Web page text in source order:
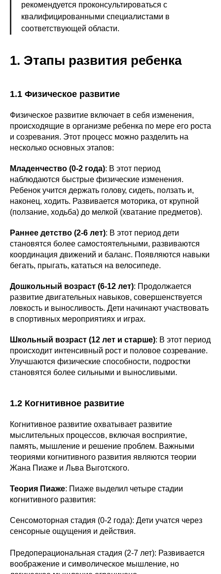
рекомендуется проконсультироваться с
квалифицированными специалистами в
соответствующей области.
1. Этапы развития ребенка
1.1 Физическое развитие
Физическое развитие включает в себя изменения,
происходящие в организме ребенка по мере его роста
и созревания. Этот процесс можно разделить на
несколько основных этапов:
Младенчество (0-2 года): В этот период
наблюдаются быстрые физические изменения.
Ребенок учится держать голову, сидеть, ползать и,
наконец, ходить. Развивается моторика, от крупной
(ползание, ходьба) до мелкой (хватание предметов).
Раннее детство (2-6 лет): В этот период дети
становятся более самостоятельными, развиваются
координация движений и баланс. Появляются навыки
бегать, прыгать, кататься на велосипеде.
Дошкольный возраст (6-12 лет): Продолжается
развитие двигательных навыков, совершенствуется
ловкость и выносливость. Дети начинают участвовать
в спортивных мероприятиях и играх.
Школьный возраст (12 лет и старше): В этот период
происходит интенсивный рост и половое созревание.
Улучшаются физические способности, подростки
становятся более сильными и выносливыми.
1.2 Когнитивное развитие
Когнитивное развитие охватывает развитие
мыслительных процессов, включая восприятие,
память, мышление и решение проблем. Важными
теориями когнитивного развития являются теории
Жана Пиаже и Льва Выготского.
Теория Пиаже: Пиаже выделил четыре стадии
когнитивного развития:
Сенсомоторная стадия (0-2 года): Дети учатся через
сенсорные ощущения и действия.
Предоперациональная стадия (2-7 лет): Развивается
воображение и символическое мышление, но